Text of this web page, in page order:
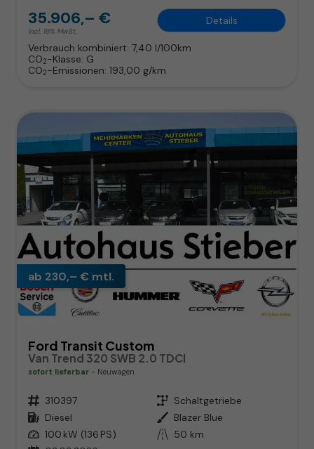
35.906,– €
incl. 19% MwSt.
Details
Verbrauch kombiniert: 7,40 l/100km
CO2-Klasse: G
CO2-Emissionen: 193,00 g/km
ab 230,– € mtl.
Ford Transit Custom
Van Trend 320 SWB 2.0 TDCI
sofort lieferbar Neuwagen
Fahrzeugnr. 310397 Getriebe Schaltgetriebe
Kraftstoff Diesel Außenfarbe Blazer Blue
Leistung 100 kW (136 PS) Kilometerstand 50 km